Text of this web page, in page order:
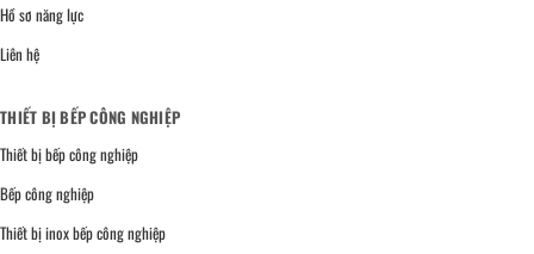
Hồ sơ năng lực
Liên hệ
THIẾT BỊ BẾP CÔNG NGHIỆP
Thiết bị bếp công nghiệp
Bếp công nghiệp
Thiết bị inox bếp công nghiệp